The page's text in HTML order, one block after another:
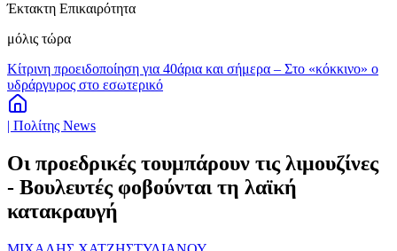
Έκτακτη Επικαιρότητα
μόλις τώρα
Κίτρινη προειδοποίηση για 40άρια και σήμερα – Στο «κόκκινο» ο
υδράργυρος στο εσωτερικό
| Πολίτης News
Οι προεδρικές τουμπάρουν τις λιμουζίνες
- Βουλευτές φοβούνται τη λαϊκή
κατακραυγή